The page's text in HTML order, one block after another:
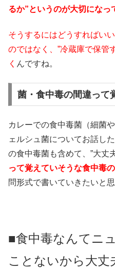
るか”というのが大切になっ
そうするにはどうすればい
のではなく、”冷蔵庫で保管
く んですね。
菌・食中毒の間違って
カレーでの食中毒菌（細菌
ェルシュ菌についてお話し
の食中毒菌も含めて、”大丈
って覚えていそうな食中毒
問形式で書いていきたいと思
■食中毒なんてニ
ことないから大丈